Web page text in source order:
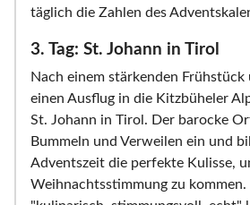
täglich die Zahlen des
3. Tag: St. Johann in Tirol
Nach einem stärkenden Frühstück
einen Ausflug in die Kitzbüheler
St. Johann in Tirol. Der barocke
Bummeln und Verweilen ein und
Adventszeit die perfekte Kulisse,
Weihnachtsstimmung zu